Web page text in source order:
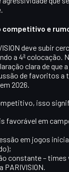
competitivo e
deve subir
a 4ª colocação.
clara de que
de favoritos a
2026.
isso
favorável em
em jogos
constante –
PARIVISION.